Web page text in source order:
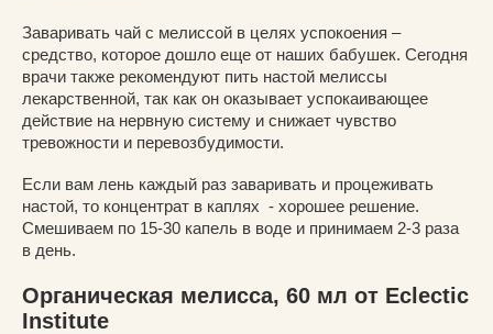
Заваривать чай с мелиссой в целях успокоения –
средство, которое дошло еще от наших бабушек. Сегодня
врачи также рекомендуют пить настой мелиссы
лекарственной, так как он оказывает успокаивающее
действие на нервную систему и снижает чувство
тревожности и перевозбудимости.
Если вам лень каждый раз заваривать и процеживать
настой, то концентрат в каплях - хорошее решение.
Смешиваем по 15-30 капель в воде и принимаем 2-3 раза
в день.
Органическая мелисса, 60 мл от Eclectic
Institute